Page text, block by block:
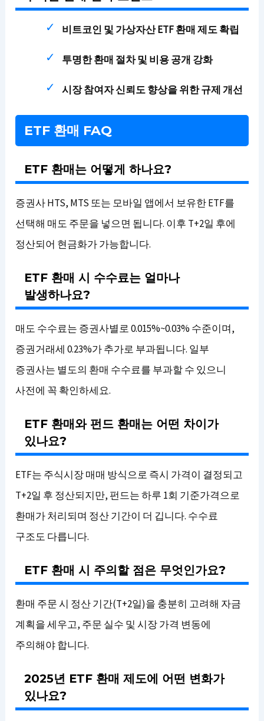
비트코인 및 가상자산 ETF 환매 제도 확립
투명한 환매 절차 및 비용 공개 강화
시장 참여자 신뢰도 향상을 위한 규제 개선
ETF 환매 FAQ
ETF 환매는 어떻게 하나요?
증권사 HTS, MTS 또는 모바일 앱에서 보유한 ETF를
선택해 매도 주문을 넣으면 됩니다. 이후 T+2일 후에
정산되어 현금화가 가능합니다.
ETF 환매 시 수수료는 얼마나
발생하나요?
매도 수수료는 증권사별로 0.015%~0.03% 수준이며,
증권거래세 0.23%가 추가로 부과됩니다. 일부
증권사는 별도의 환매 수수료를 부과할 수 있으니
사전에 꼭 확인하세요.
ETF 환매와 펀드 환매는 어떤 차이가
있나요?
ETF는 주식시장 매매 방식으로 즉시 가격이 결정되고
T+2일 후 정산되지만, 펀드는 하루 1회 기준가격으로
환매가 처리되며 정산 기간이 더 깁니다. 수수료
구조도 다릅니다.
ETF 환매 시 주의할 점은 무엇인가요?
환매 주문 시 정산 기간(T+2일)을 충분히 고려해 자금
계획을 세우고, 주문 실수 및 시장 가격 변동에
주의해야 합니다.
2025년 ETF 환매 제도에 어떤 변화가
있나요?